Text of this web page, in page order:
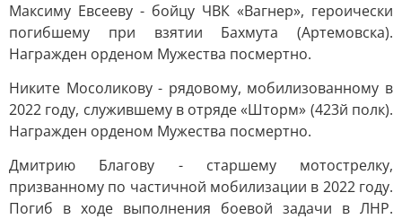
Максиму Евсееву - бойцу ЧВК «Вагнер», героически
погибшему при взятии Бахмута (Артемовска).
Награжден орденом Мужества посмертно.
Никите Мосоликову - рядовому, мобилизованному в
2022 году, служившему в отряде «Шторм» (423й полк).
Награжден орденом Мужества посмертно.
Дмитрию Благову - старшему мотострелку,
призванному по частичной мобилизации в 2022 году.
Погиб в ходе выполнения боевой задачи в ЛНР.